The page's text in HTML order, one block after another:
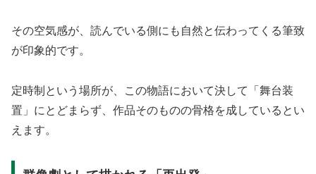
その空気感が、読んでいる側にも自然と伝わってくる筆致
が印象的です。
定時制という場所が、この物語において決して「舞台装
置」にとどまらず、作品そのものの骨格を成しているとい
えます。